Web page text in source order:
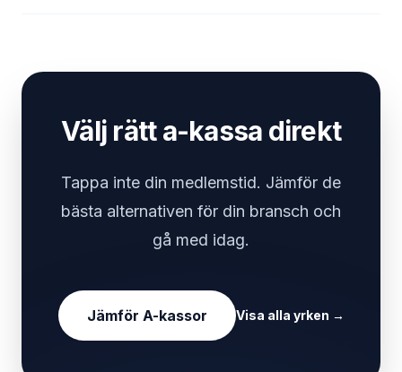
Välj rätt a-kassa direkt
Tappa inte din medlemstid. Jämför de
bästa alternativen för din bransch och
gå med idag.
Jämför A-kassor Visa alla yrken →